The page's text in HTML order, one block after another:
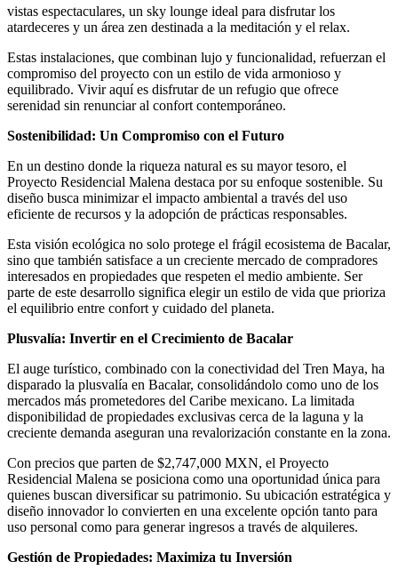
vistas espectaculares, un sky lounge ideal para disfrutar los
atardeceres y un área zen destinada a la meditación y el relax.
Estas instalaciones, que combinan lujo y funcionalidad, refuerzan el
compromiso del proyecto con un estilo de vida armonioso y
equilibrado. Vivir aquí es disfrutar de un refugio que ofrece
serenidad sin renunciar al confort contemporáneo.
Sostenibilidad: Un Compromiso con el Futuro
En un destino donde la riqueza natural es su mayor tesoro, el
Proyecto Residencial Malena destaca por su enfoque sostenible. Su
diseño busca minimizar el impacto ambiental a través del uso
eficiente de recursos y la adopción de prácticas responsables.
Esta visión ecológica no solo protege el frágil ecosistema de Bacalar,
sino que también satisface a un creciente mercado de compradores
interesados en propiedades que respeten el medio ambiente. Ser
parte de este desarrollo significa elegir un estilo de vida que prioriza
el equilibrio entre confort y cuidado del planeta.
Plusvalía: Invertir en el Crecimiento de Bacalar
El auge turístico, combinado con la conectividad del Tren Maya, ha
disparado la plusvalía en Bacalar, consolidándolo como uno de los
mercados más prometedores del Caribe mexicano. La limitada
disponibilidad de propiedades exclusivas cerca de la laguna y la
creciente demanda aseguran una revalorización constante en la zona.
Con precios que parten de $2,747,000 MXN, el Proyecto
Residencial Malena se posiciona como una oportunidad única para
quienes buscan diversificar su patrimonio. Su ubicación estratégica y
diseño innovador lo convierten en una excelente opción tanto para
uso personal como para generar ingresos a través de alquileres.
Gestión de Propiedades: Maximiza tu Inversión